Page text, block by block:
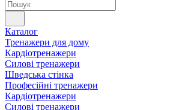
Каталог
Тренажери для дому
Кардіотренажери
Силові тренажери
Шведська стінка
Професійні тренажери
Кардіотренажери
Силові тренажери